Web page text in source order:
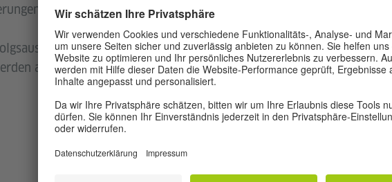
der jeweiligen Prüfung vertraut.
beim Ablegen der Prüfung erheblich. Zur optimalen
authentische Prüfungssätze benutzt.